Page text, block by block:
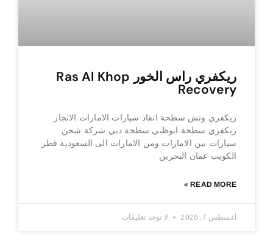
ريكفري راس الخور Ras Al Khop
Recovery
ريكفري ونش سطحة انقاذ سيارات الامارات الانجاز
ريكفري سطحة ابوظبي سطحة دبي شركة شحن
سيارات بين الامارات ومن الامارات الى السعودية قطر
الكويت عمان البحرين
READ MORE »
أغسطس 7, 2026 لا توجد تعليقات